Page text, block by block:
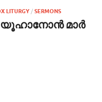
LITURGY / SERMONS
/ യൂഹാനോൻ മാർ